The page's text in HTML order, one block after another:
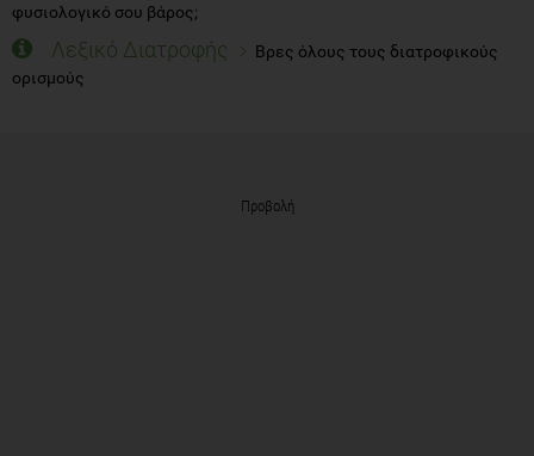
φυσιολογικό σου βάρος;
Λεξικό Διατροφής
Βρες όλους τους διατροφικούς
ορισμούς
Προβολή